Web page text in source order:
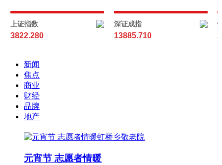
上证指数
3822.280
深证成指
13885.710
新闻
焦点
商业
财经
品牌
地产
元宵节 志愿者情暖